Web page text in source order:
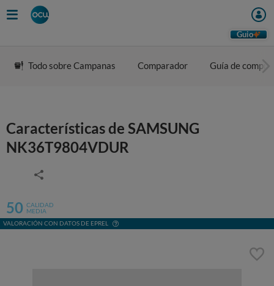
Guio
Todo sobre Campanas Comparador Guía de compra
Características de SAMSUNG
NK36T9804VDUR
50 CALIDAD
MEDIA
VALORACIÓN CON DATOS DE EPREL